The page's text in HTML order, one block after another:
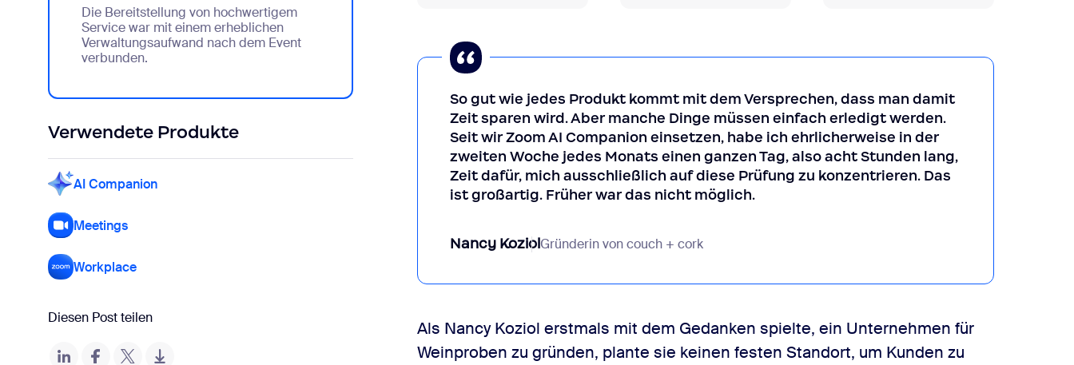
Die Bereitstellung von hochwertigem
Service war mit einem erheblichen
Verwaltungsaufwand nach dem Event
verbunden.
Verwendete Produkte
AI Companion
Meetings
Workplace
Diesen Post teilen
So gut wie jedes Produkt kommt mit dem Versprechen, dass man damit
Zeit sparen wird. Aber manche Dinge müssen einfach erledigt werden.
Seit wir Zoom AI Companion einsetzen, habe ich ehrlicherweise in der
zweiten Woche jedes Monats einen ganzen Tag, also acht Stunden lang,
Zeit dafür, mich ausschließlich auf diese Prüfung zu konzentrieren. Das
ist großartig. Früher war das nicht möglich.
Nancy KoziolGründerin von couch + cork
Als Nancy Koziol erstmals mit dem Gedanken spielte, ein Unternehmen für
Weinproben zu gründen, plante sie keinen festen Standort, um Kunden zu